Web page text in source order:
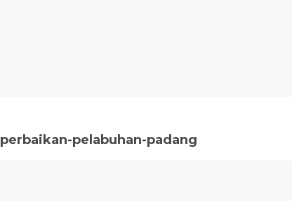
perbaikan-pelabuhan-padang